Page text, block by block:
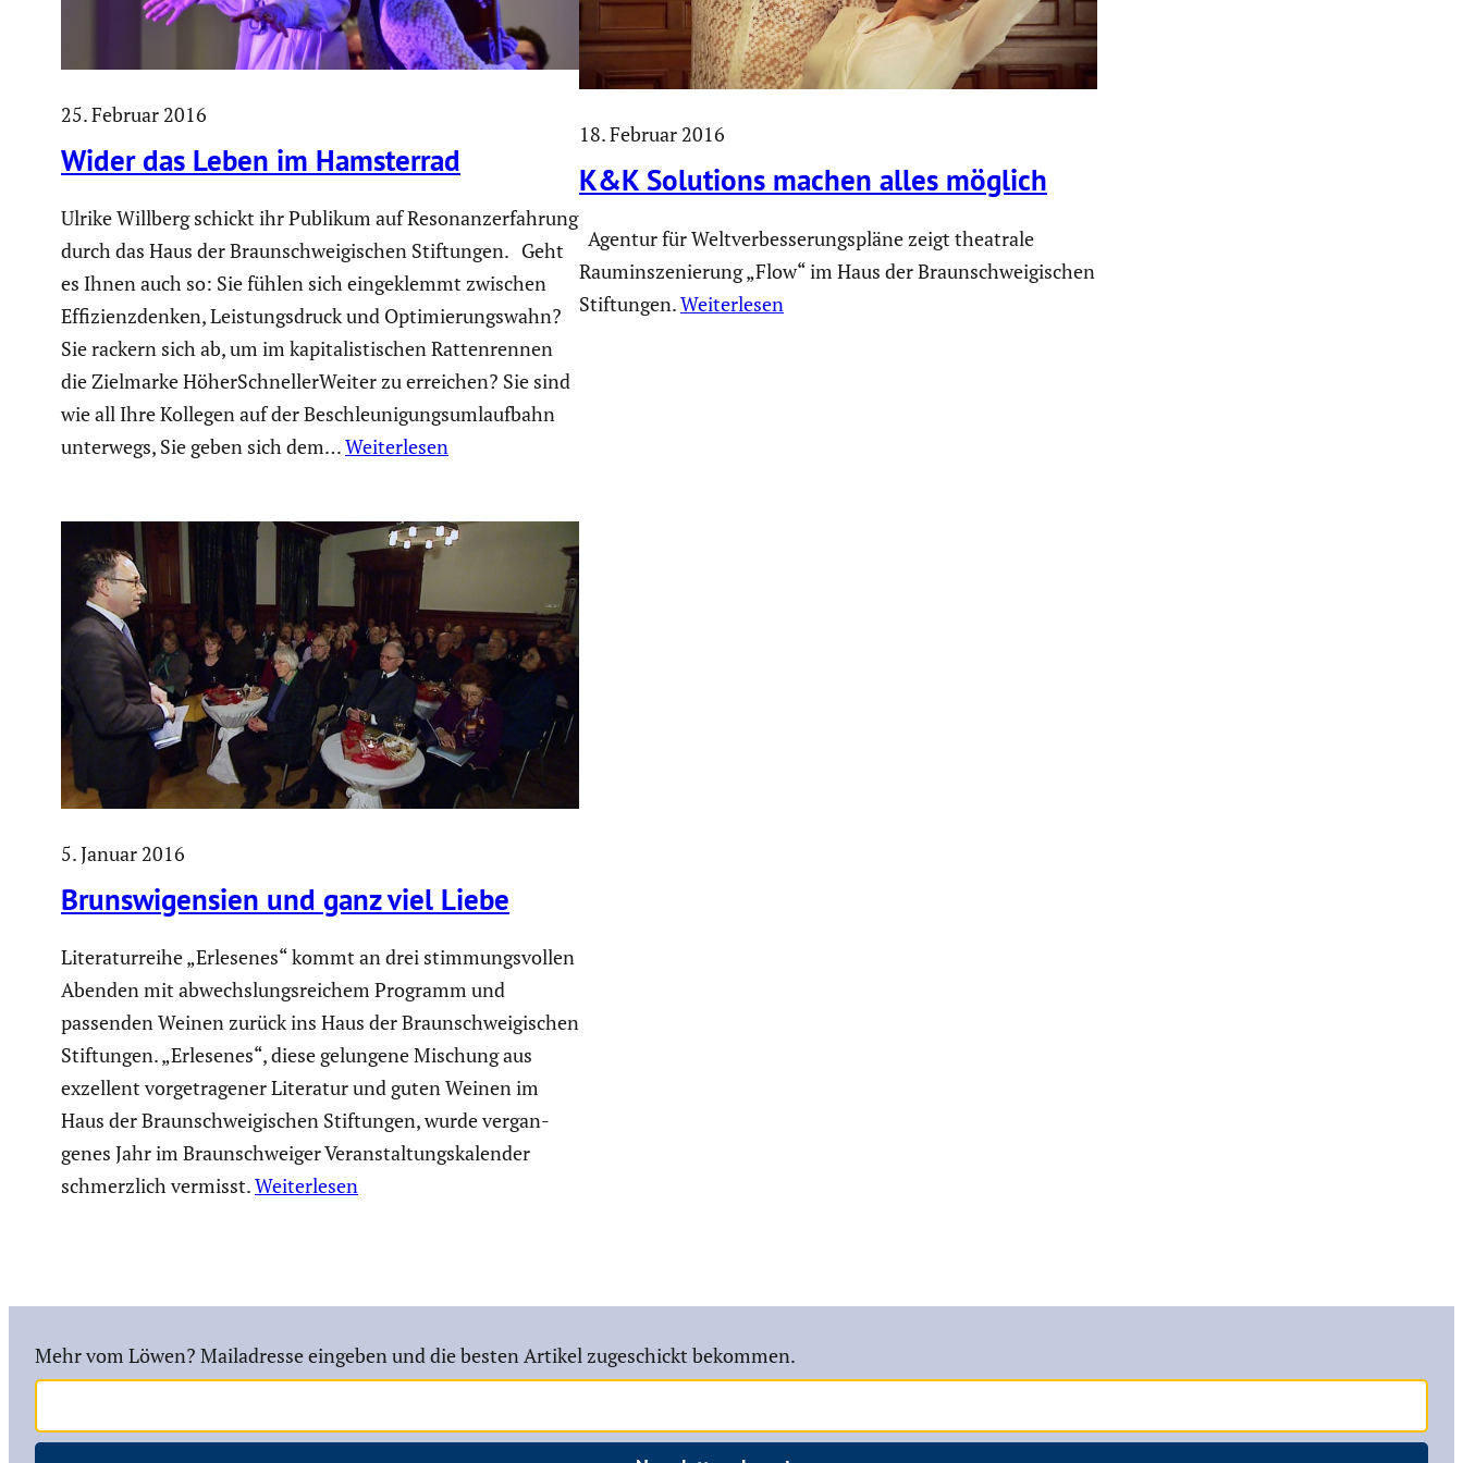
25. Februar 2016
Wider das Leben im Hamsterrad
Ulrike Willberg schickt ihr Publikum auf Resonanz­erfah­rung
durch das Haus der Braun­schwei­gi­schen Stiftungen. Geht
es Ihnen auch so: Sie fühlen sich einge­klemmt zwischen
Effizi­enz­denken, Leistungs­druck und Optimie­rungs­wahn?
Sie rackern sich ab, um im kapita­lis­ti­schen Ratten­rennen
die Zielmarke Höher­Schnel­ler­Weiter zu erreichen? Sie sind
wie all Ihre Kollegen auf der Beschleu­ni­gungs­um­lauf­bahn
unterwegs, Sie geben sich dem…Weiterlesen
18. Februar 2016
K&K Solutions machen alles möglich
Agentur für Weltver­bes­se­rungs­pläne zeigt theatrale
Raumin­sze­nie­rung „Flow“ im Haus der Braun­schwei­gi­schen
Stiftungen.Weiterlesen
5. Januar 2016
Bruns­wi­gen­sien und ganz viel Liebe
Litera­tur­reihe „Erlesenes“ kommt an drei stimmungs­vollen
Abenden mit abwechs­lungs­rei­chem Programm und
passenden Weinen zurück ins Haus der Braun­schwei­gi­schen
Stiftungen. „Erlesenes“, diese gelungene Mischung aus
exzellent vorge­tra­gener Literatur und guten Weinen im
Haus der Braun­schwei­gi­schen Stiftungen, wurde vergan­
genes Jahr im Braun­schweiger Veran­stal­tungs­ka­lender
schmerz­lich vermisst.Weiterlesen
Mehr vom Löwen? Mailadresse eingeben und die besten Artikel zugeschickt bekommen.